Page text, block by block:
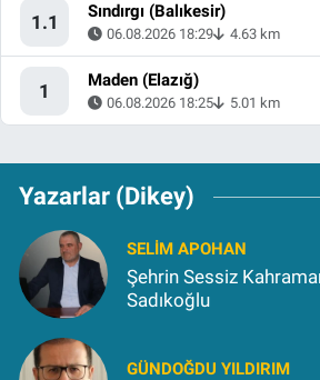
1.1 Sındırgı (Balıkesir)
06.08.2026 18:29 4.63 km
1 Maden (Elazığ)
06.08.2026 18:25 5.01 km
Yazarlar (Dikey)
SELIM APOHAN
Şehrin Sessiz
Sadıkoğlu
GÜNDOĞDU YILDIRIM